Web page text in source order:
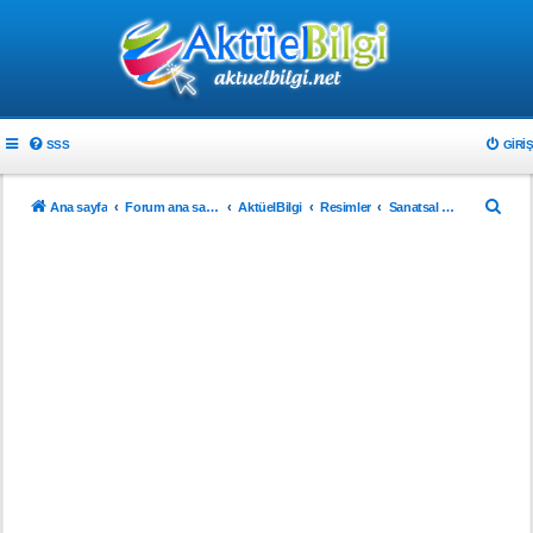
SSS GIRIŞ
Ana sayfa Forum ana sayfa AktüelBilgi Resimler Sanatsal Resimler